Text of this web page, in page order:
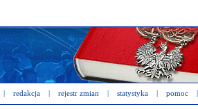
redakcja rejestr zmian statystyka pomoc